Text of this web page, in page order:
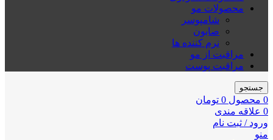
محصولات مو
شامپوسر
صابون
نرم کننده ها
مراقبت از مو
مراقبت پوست
جستجو
0 محصول 0 تومان
0 علاقه مندی
ورود / ثبت نام
منو